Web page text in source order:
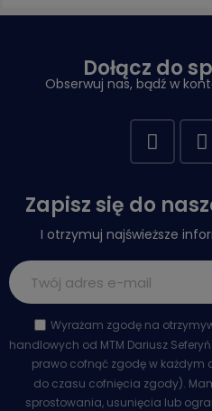
Dołącz do
Obserwuj nas, bądź w
Zapisz się do
I otrzymuj najświeższe
Wyrażam zgodę na
handlowych od MTM Dariusz
prawo cofnąć zgodę w każdym
do czasu cofnięcia zgody).
sprostowania, usunięcia lub